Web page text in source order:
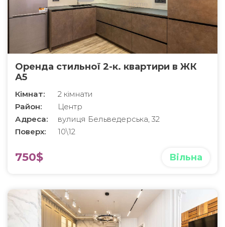
Оренда стильної 2-к. квартири в ЖК
А5
Кімнат:
2 кімнати
Район:
Центр
Адреса:
вулиця Бельведерська, 32
Поверх:
10\12
750$ Вільна